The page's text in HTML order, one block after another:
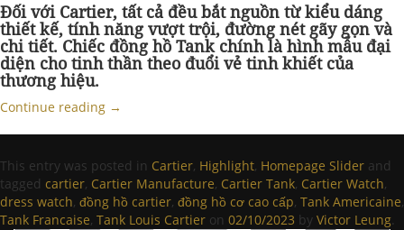
Đối với Cartier, tất cả đều bắt nguồn từ kiểu dáng
thiết kế, tính năng vượt trội, đường nét gãy gọn và
chi tiết. Chiếc đồng hồ Tank chính là hình mẫu đại
diện cho tinh thần theo đuổi vẻ tinh khiết của
thương hiệu.
Continue reading →
This entry was posted in Cartier, Highlight, Homepage Slider and
tagged cartier, Cartier Manufacture, Cartier Tank, Cartier Watch,
dress watch, đồng hồ cartier, đồng hồ cơ cao cấp, Tank Americaine,
Tank Francaise, Tank Louis Cartier on 02/10/2023 by Victor Leung.